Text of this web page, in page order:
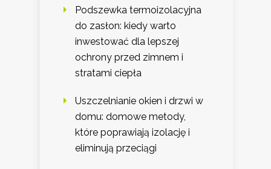
Podszewka termoizolacyjna
do zasłon: kiedy warto
inwestować dla lepszej
ochrony przed zimnem i
stratami ciepła
Uszczelnianie okien i drzwi w
domu: domowe metody,
które poprawiają izolację i
eliminują przeciągi